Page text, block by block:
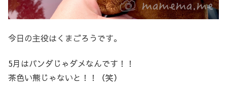
今日の主役はくまごろうです。
5月はパンダじゃダメなんです！！
茶色い熊じゃないと！！（笑）